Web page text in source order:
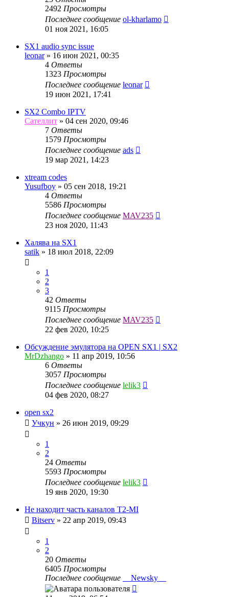
2492 Просмотры
Последнее сообщение ol-kharlamo
01 ноя 2021, 16:05
SX1 audio sync issue
leonar» 16 июн 2021, 00:35
4 Ответы
1323 Просмотры
Последнее сообщение leonar
19 июн 2021, 17:41
SX2 Combo IPTV
Сателлит » 04 сен 2020, 09:46
7 Ответы
1579 Просмотры
Последнее сообщение ads
19 мар 2021, 14:23
xtream codes
Yusufboy » 05 сен 2018, 19:21
4 Ответы
5586 Просмотры
Последнее сообщение MAV235
23 ноя 2020, 11:43
Халява на SX1
satik » 18 июл 2018, 22:09
1
2
3
42 Ответы
9115 Просмотры
Последнее сообщение MAV235
22 фев 2020, 10:25
Обсуждение эмулятора на OPEN SX1 | SX2
MrDzhango » 11 апр 2019, 10:56
6 Ответы
3057 Просмотры
Последнее сообщение lelik3
04 фев 2020, 08:27
open sx2
Учкун » 26 июн 2019, 09:29
1
2
24 Ответы
5593 Просмотры
Последнее сообщение lelik3
19 янв 2020, 19:30
Не находит часть каналов T2-MI
Bitserv » 22 апр 2019, 09:43
1
2
20 Ответы
6405 Просмотры
Последнее сообщение
__Newsky__